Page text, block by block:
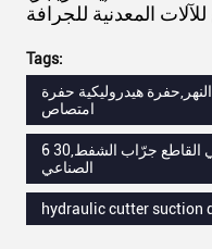
المعدنية للجرافة
Tags:
هيدروليكية حفرة
امتصاص
6 بوصات ميني القاطع جرّاب الشفط,30m3/h قطاع الصرف
الصناعي
hydraulic cutter suction